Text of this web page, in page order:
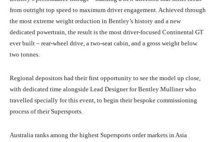
from outright top speed to maximum driver engagement. Achieved through
the most extreme weight reduction in Bentley’s history and a new
dedicated powertrain, the result is the most driver-focused Continental GT
ever built – rear-wheel drive, a two-seat cabin, and a gross weight below
two tonnes.
Regional depositors had their first opportunity to see the model up close,
with dedicated time alongside Lead Designer for Bentley Mulliner who
travelled specially for this event, to begin their bespoke commissioning
process of their Supersports.
Australia ranks among the highest Supersports order markets in Asia